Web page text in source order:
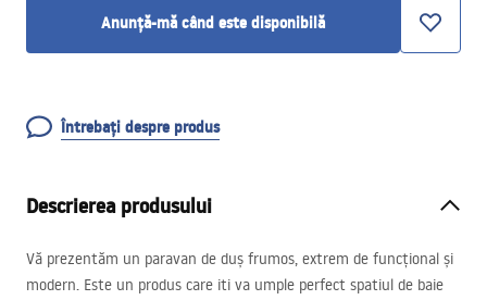
Anunță-mă când este disponibilă
Întrebați despre produs
Descrierea produsului
Vă prezentăm un paravan de duș frumos, extrem de funcțional și
modern. Este un produs care iti va umple perfect spatiul de baie